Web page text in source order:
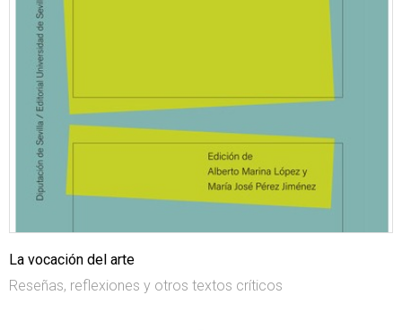
La vocación del arte
Reseñas, reflexiones y otros textos críticos